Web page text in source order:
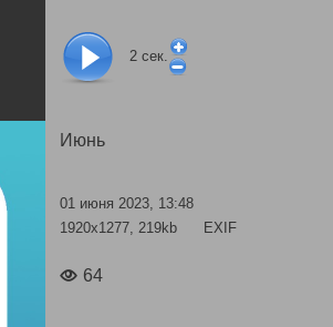
2 сек.
Июнь
01 июня 2023, 13:48
1920x1277, 219kb
EXIF
64